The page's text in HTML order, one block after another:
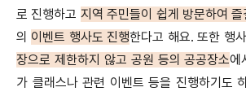
로 진행하고 지역 주민들이 쉽게 방문하여
의 이벤트 행사도 진행한다고 해요. 또한 행
장으로 제한하지 않고 공원 등의 공공장소에
가 클래스나 관련 이벤트 등을 진행하기도